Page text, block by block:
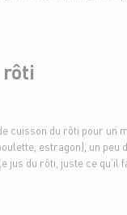
rôti
cuisson du rôti pour un
estragon), un peu
jus du rôti, juste ce